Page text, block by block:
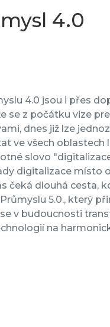
4.0
4.0 jsou i přes
se z počátku vize
dnes již lze
ve všech
slovo
digitalizace místo
čeká dlouhá cesta,
5.0., který
v budoucnosti
na